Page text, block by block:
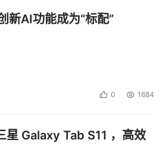
新AI功能成为“标配”
0 1684
星 Galaxy Tab S11 ，高效